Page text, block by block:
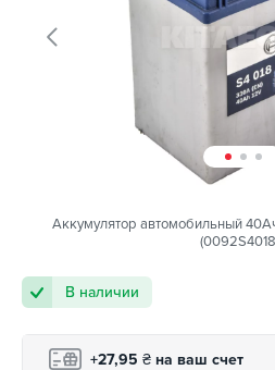
Аккумулятор автомобильный
В наличии
+27,95 ₴ на ваш счет